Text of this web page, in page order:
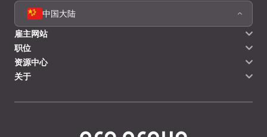
披露清单请
在提交信息前请确认我们的隐私授权条款
行处理。 此类敏感个人信息
中国大陆
雇主网站
职位
资源中心
关于